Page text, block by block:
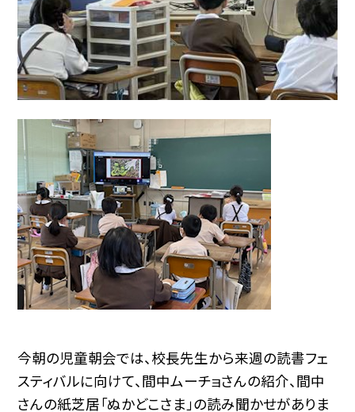
今朝の児童朝会では、校長先生から来週の読書フェ
スティバルに向けて、間中ムーチョさんの紹介、間中
さんの紙芝居「ぬかどこさま」の読み聞かせがありま